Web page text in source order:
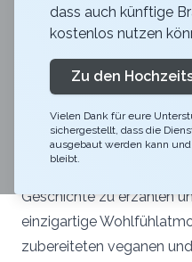
4.9
Zeremonie
Liechtenstein
In den historischen
Elisabeth könnt ihr eure
Aussicht auf das ganze
Geschichte zu erzählen
einzigartige
zubereiteten veganen
dass auch künftige
kostenlos nutzen
Zu den
Vielen Dank für eure
sichergestellt, dass die
ausgebaut werden kann
bleibt.